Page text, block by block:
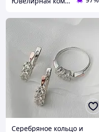
Серебряное кольцо и